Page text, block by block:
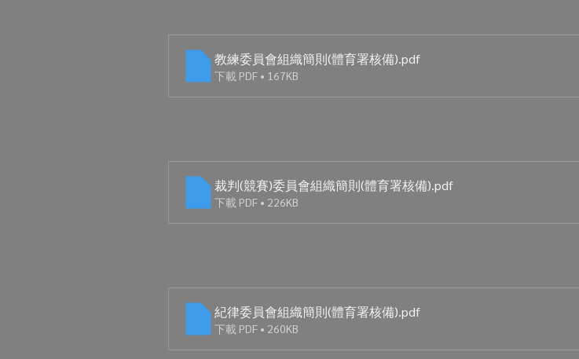
教練委員會組織簡則(體育署核備).pdf
下載 PDF • 167KB
裁判(競賽)委員會組織簡則(體育署核備).pdf
下載 PDF • 226KB
紀律委員會組織簡則(體育署核備).pdf
下載 PDF • 260KB